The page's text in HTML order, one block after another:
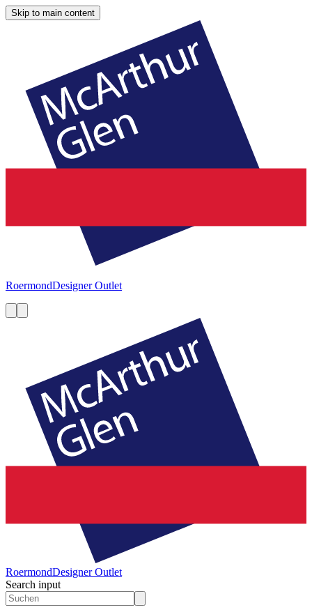
Skip to main content
RoermondDesigner Outlet
RoermondDesigner Outlet
Search input